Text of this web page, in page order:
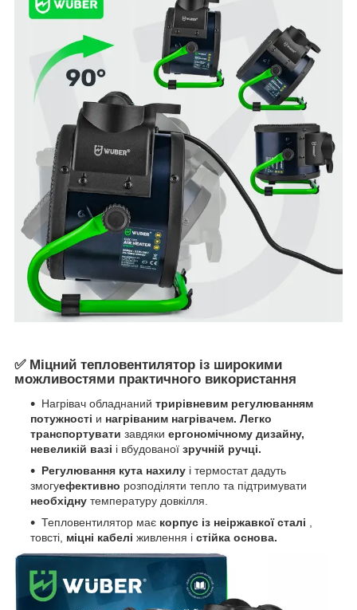
✅ Міцний тепловентилятор із широкими
можливостями практичного використання
Нагрівач обладнаний трирівневим регулюванням
потужності и нагріваним нагрівачем. Легко
транспортувати завдяки ергономічному дизайну,
невеликій вазі і вбудованої зручній ручці.
Регулювання кута нахилу і термостат дадуть
змогуефективно розподіляти тепло та підтримувати
необхідну температуру довкілля.
Тепловентилятор має корпус із неіржавкої сталі
товсті, міцні кабелі живлення і стійка основа.